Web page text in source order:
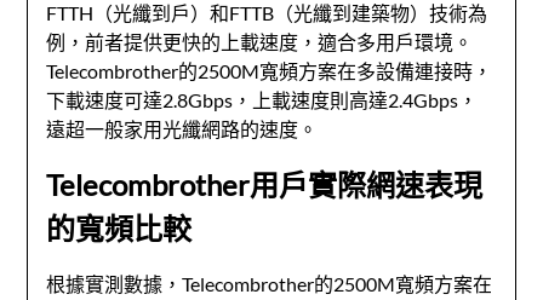
FTTH（光纖到戶）和FTTB（光纖到建築物）技術為
例，前者提供更快的上載速度，適合多用戶環境。
Telecombrother的2500M寬頻方案在多設備連接時，
下載速度可達2.8Gbps，上載速度則高達2.4Gbps，
遠超一般家用光纖網路的速度。
Telecombrother用戶實際網速表現
的寬頻比較
根據實測數據，Telecombrother的2500M寬頻方案在